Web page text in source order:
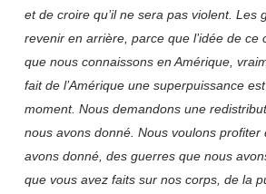
et de croire qu’il ne sera pas violent. Les
revenir en arrière, parce que l’idée de ce
que nous connaissons en Amérique,
fait de l’Amérique une superpuissance
moment. Nous demandons une
nous avons donné. Nous voulons profiter
avons donné, des guerres que nous
que vous avez faits sur nos corps, de la